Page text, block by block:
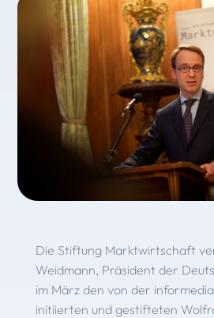
Die Stiftung Marktwirtschaft
Weidmann, Präsident der
im März den von der
initiierten und gestifteten